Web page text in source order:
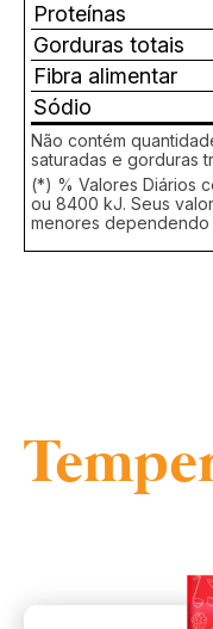
Proteínas
Gorduras totais
Fibra alimentar
Sódio
Não contém
saturadas e gorduras
(*) % Valores Diários
ou 8400 kJ. Seus
menores